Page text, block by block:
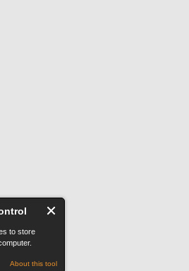
to store
About this tool